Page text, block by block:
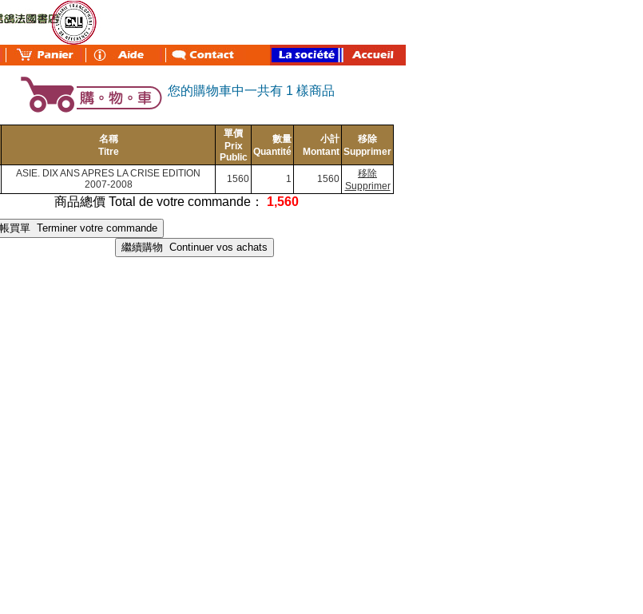
您的購物車中一共有 1 樣商品
名稱
Titre
單價
Prix
Public
數量
Quantité
小計
Montant
移除
Supprimer
ASIE. DIX ANS APRES LA CRISE EDITION
2007-2008
1560 1 1560
移除
Supprimer
商品總價 Total de votre commande： 1,560